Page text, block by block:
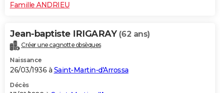
Famille ANDRIEU
Jean-baptiste IRIGARAY (62 ans)
Créer une cagnotte obsèques
Naissance
26/03/1936 à Saint-Martin-d'Arrossa
Décès